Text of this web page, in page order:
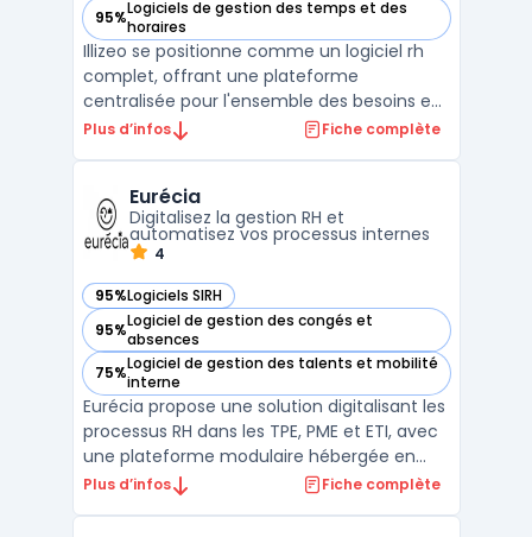
95%Logiciels de gestion des temps et des
horaires
— voir Illizeo dans cette catégorie
Illizeo se positionne comme un logiciel rh
complet, offrant une plateforme
centralisée pour l'ensemble des besoins en
ressources humaines. Conçu par l'éditeur
simplifier les processus pour les entreprises
de ...
Plus d’infos Fiche complète
Eurécia
Digitalisez la gestion RH et
automatisez vos processus internes
4
95%Logiciels SIRH
— voir Eurécia dans cette catégorie
95%Logiciel de gestion des congés et
absences
— voir Eurécia dans cette catégorie
75%Logiciel de gestion des talents et mobilité
interne
— voir Eurécia dans cette catégorie
Eurécia propose une solution digitalisant les
processus RH dans les TPE, PME et ETI, avec
une plateforme modulaire hébergée en
France et conforme au RGPD. Cette
Plus d’infos Fiche complète